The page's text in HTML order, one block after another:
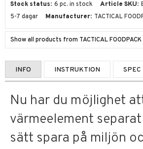
Stock status 6 pc. in stock Article SKU
5-7 dagar
Manufacturer TACTICAL
Show all products from TACTICAL FOODPACK
INFO INSTRUKTION SPEC
Nu har du möjlighet
värmeelement
sätt spara på miljön